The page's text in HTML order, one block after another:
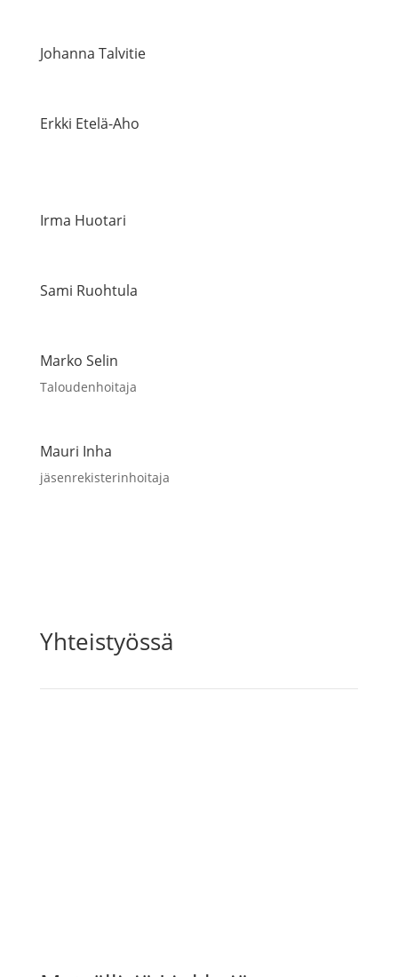
Johanna Talvitie
Erkki Etelä-Aho
Irma Huotari
Sami Ruohtula
Marko Selin
Taloudenhoitaja
Mauri Inha
jäsenrekisterinhoitaja
Yhteistyössä